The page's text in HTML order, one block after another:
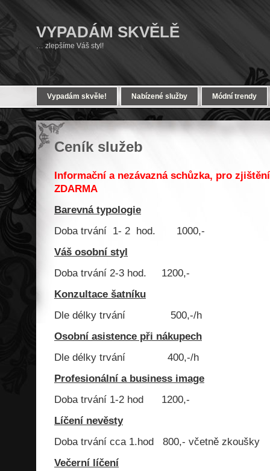
VYPADÁM SKVĚLĚ
… zlepšíme Váš styl!
Vypadám skvěle! Nabízené služby Módní trendy
Ceník služeb
Informační a nezávazná schůzka, pro
ZDARMA
Barevná typologie
Doba trvání 1- 2 hod. 1000,-
Váš osobní styl
Doba trvání 2-3 hod. 1200,-
Konzultace šatníku
Dle délky trvání 500,-/h
Osobní asistence při nákupech
Dle délky trvání 400,-/h
Profesionální a business image
Doba trvání 1-2 hod 1200,-
Líčení nevěsty
Doba trvání cca 1.hod 800,- včetně zkoušky
Večerní líčení